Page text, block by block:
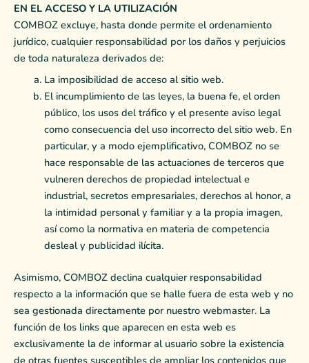
EN EL ACCESO Y LA UTILIZACIÓN
COMBOZ excluye, hasta donde permite el ordenamiento
jurídico, cualquier responsabilidad por los daños y perjuicios
de toda naturaleza derivados de:
La imposibilidad de acceso al sitio web.
El incumplimiento de las leyes, la buena fe, el orden
público, los usos del tráfico y el presente aviso legal
como consecuencia del uso incorrecto del sitio web. En
particular, y a modo ejemplificativo, COMBOZ no se
hace responsable de las actuaciones de terceros que
vulneren derechos de propiedad intelectual e
industrial, secretos empresariales, derechos al honor, a
la intimidad personal y familiar y a la propia imagen,
así como la normativa en materia de competencia
desleal y publicidad ilícita.
Asimismo, COMBOZ declina cualquier responsabilidad
respecto a la información que se halle fuera de esta web y no
sea gestionada directamente por nuestro webmaster. La
función de los links que aparecen en esta web es
exclusivamente la de informar al usuario sobre la existencia